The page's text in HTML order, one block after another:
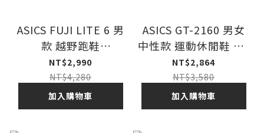
ASICS FUJI LITE 6 男
款 越野跑鞋
Black/Aurora Green
NT$2,990
NT$4,280
加入購物車
ASICS GT-2160 男女
中性款 運動休閒鞋 黑/
純銀 BLACK/PURE
SILVER 26SS
NT$2,864
NT$3,580
加入購物車